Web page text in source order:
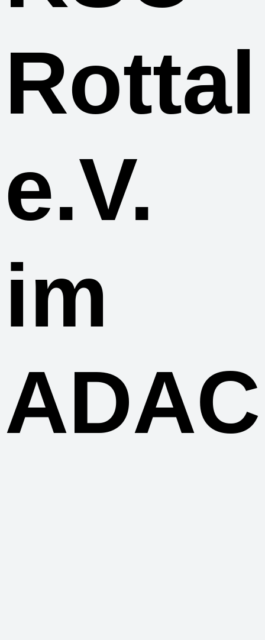
Rottal
e.V.
im
ADAC